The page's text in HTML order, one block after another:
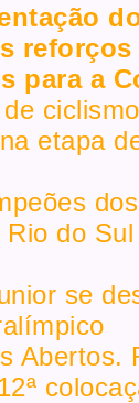
reforços
para a
etapa
do
se
Abertos.